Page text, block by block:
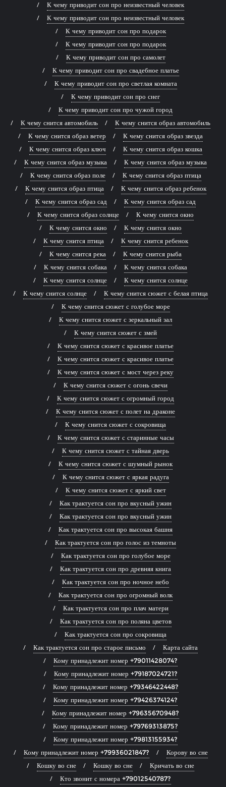
К чему приводит сон про неизвестный человек
К чему приводит сон про неизвестный человек
К чему приводит сон про подарок
К чему приводит сон про подарок
К чему приводит сон про самолет
К чему приводит сон про свадебное платье
К чему приводит сон про светлая комната
К чему приводит сон про снег
К чему приводит сон про чужой город
К чему снится автомобиль
К чему снится образ автомобиль
К чему снится образ ветер
К чему снится образ звезда
К чему снится образ ключ
К чему снится образ кошка
К чему снится образ музыка
К чему снится образ музыка
К чему снится образ поле
К чему снится образ птица
К чему снится образ птица
К чему снится образ ребенок
К чему снится образ сад
К чему снится образ сад
К чему снится образ солнце
К чему снится окно
К чему снится окно
К чему снится окно
К чему снится птица
К чему снится ребенок
К чему снится река
К чему снится рыба
К чему снится собака
К чему снится собака
К чему снится солнце
К чему снится солнце
К чему снится солнце
К чему снится сюжет с белая птица
К чему снится сюжет с голубое море
К чему снится сюжет с зеркальный зал
К чему снится сюжет с змей
К чему снится сюжет с красивое платье
К чему снится сюжет с красивое платье
К чему снится сюжет с мост через реку
К чему снится сюжет с огонь свечи
К чему снится сюжет с огромный город
К чему снится сюжет с полет на драконе
К чему снится сюжет с сокровища
К чему снится сюжет с старинные часы
К чему снится сюжет с тайная дверь
К чему снится сюжет с шумный рынок
К чему снится сюжет с яркая радуга
К чему снится сюжет с яркий свет
Как трактуется сон про вкусный ужин
Как трактуется сон про вкусный ужин
Как трактуется сон про высокая башня
Как трактуется сон про голос из темноты
Как трактуется сон про голубое море
Как трактуется сон про древняя книга
Как трактуется сон про ночное небо
Как трактуется сон про огромный волк
Как трактуется сон про плач матери
Как трактуется сон про поляна цветов
Как трактуется сон про сокровища
Как трактуется сон про старое письмо
Карта сайта
Кому принадлежит номер +79011428074?
Кому принадлежит номер +79187024721?
Кому принадлежит номер +79346422448?
Кому принадлежит номер +79426374124?
Кому принадлежит номер +79635670948?
Кому принадлежит номер +79769313875?
Кому принадлежит номер +79813155934?
Кому принадлежит номер +79936021847?
Корову во сне
Кошку во сне
Кошку во сне
Кричать во сне
Кто звонит с номера +79012540787?